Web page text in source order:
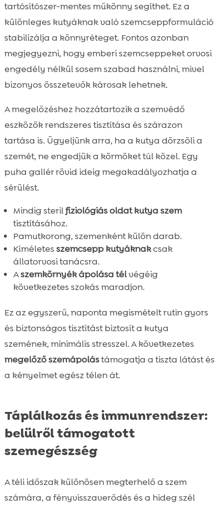
tartósítószer-mentes műkönny segíthet. Ez a
különleges kutyáknak való szemcseppformuláció
stabilizálja a könnyréteget. Fontos azonban
megjegyezni, hogy emberi szemcseppeket orvosi
engedély nélkül sosem szabad használni, mivel
bizonyos összetevők károsak lehetnek.
A megelőzéshez hozzátartozik a szemvédő
eszközök rendszeres tisztítása és szárazon
tartása is. Ügyeljünk arra, ha a kutya dörzsöli a
szemét, ne engedjük a körmöket túl közel. Egy
puha gallér rövid ideig megakadályozhatja a
sérülést.
Mindig sterilfiziológiás oldat kutya szem
tisztításához.
Pamutkorong, szemenként külön darab.
Kíméletes szemcsepp kutyáknakcsak
állatorvosi tanácsra.
Aszemkörnyék ápolása télvégéig
következetes szokás maradjon.
Ez az egyszerű, naponta megismételt rutin gyors
és biztonságos tisztítást biztosít a kutya
szemének, minimális stresszel. A következetes
megelőző szemápolástámogatja a tiszta látást és
a kényelmet egész télen át.
Táplálkozás és immunrendszer:
belülről támogatott
szemegészség
A téli időszak különösen megterhelő a szem
számára, a fényvisszaverődés és a hideg szél